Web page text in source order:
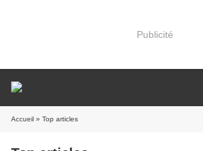
Publicité
Accueil » Top articles